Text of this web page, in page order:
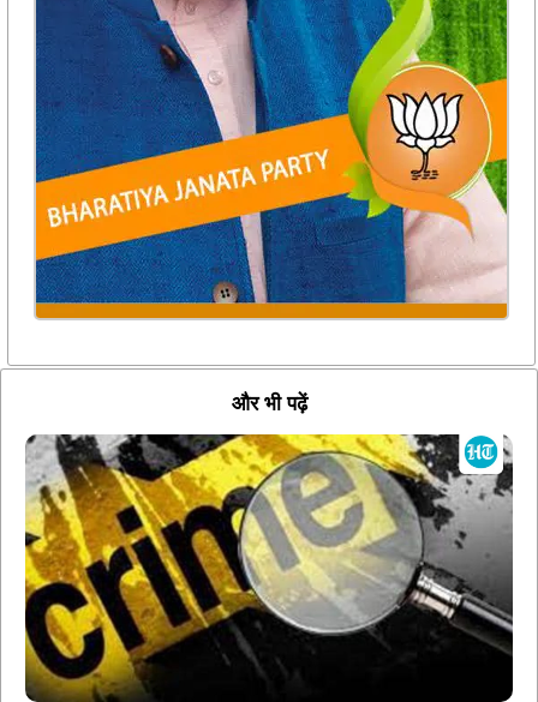
और भी पढ़ें